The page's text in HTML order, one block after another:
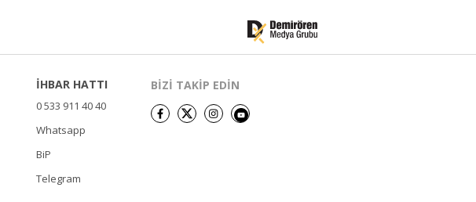
İHBAR HATTI
0 533 911 40 40
Whatsapp
BiP
Telegram
BİZİ TAKİP EDİN